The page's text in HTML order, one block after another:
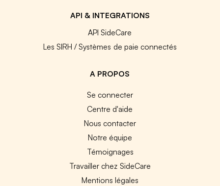
API & INTEGRATIONS
API SideCare
Les SIRH / Systèmes de paie connectés
A PROPOS
Se connecter
Centre d'aide
Nous contacter
Notre équipe
Témoignages
Travailler chez SideCare
Mentions légales